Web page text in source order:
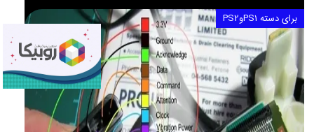
برای دسته PS1وPS2